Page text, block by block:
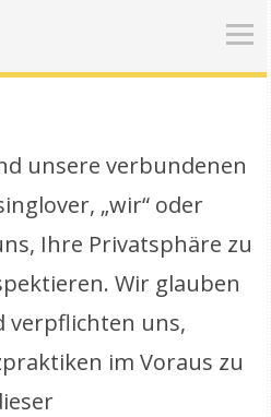
unsere verbundenen
, „wir“ oder
Ihre Privatsphäre zu
Wir glauben
verpflichten uns,
im Voraus zu